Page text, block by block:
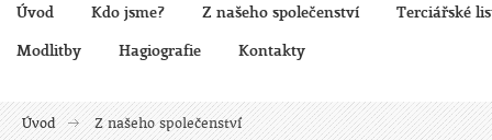
Úvod Kdo jsme? Z našeho společenství
Terciářské
Modlitby
Hagiografie Kontakty
Úvod Z našeho společenství